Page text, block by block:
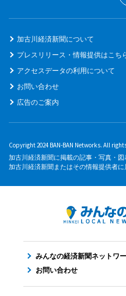
加古川経済新聞について
プレスリリース・情報提供はこち
アクセスデータの利用について
お問い合わせ
広告のご案内
Copyright 2024 BAN-BAN Networks. All
加古川経済新聞に掲載の記事・写真・
加古川経済新聞またはその情報提供者に
みんなの経済新聞ネットワ
お問い合わせ